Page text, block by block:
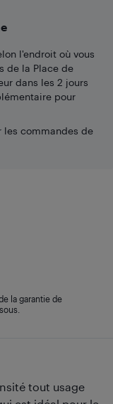
tout usage
l'endroit où vous
de la Place de
dans les 2 jours
pour
les commandes de
la garantie de